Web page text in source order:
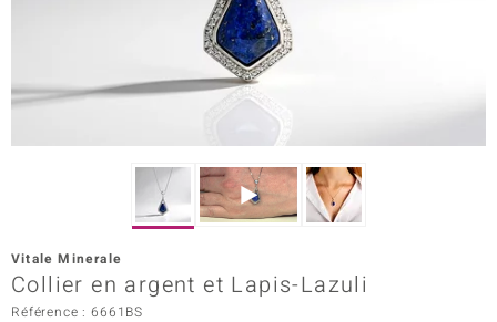
in Berlin
Vitale Minerale
Collier en argent et Lapis-Lazuli
Référence : 6661BS